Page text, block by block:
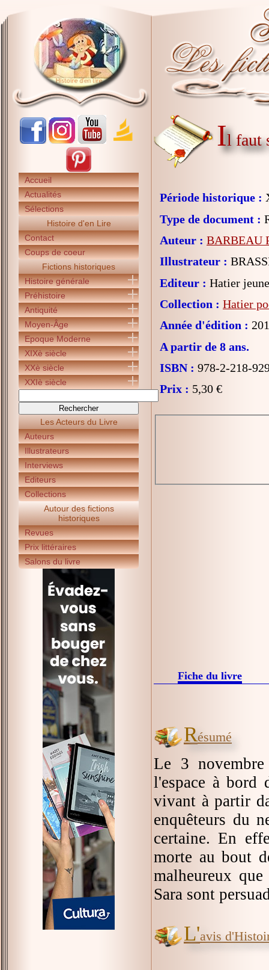
Accueil
Actualités
Sélections
Histoire d'en Lire
Contact
Coups de coeur
Fictions historiques
Histoire générale
Préhistoire
Antiquité
Moyen-Âge
Epoque Moderne
XIXè siècle
XXè siècle
XXIè siècle
Les Acteurs du Livre
Auteurs
Illustrateurs
Interviews
Editeurs
Collections
Autour des fictions
historiques
Revues
Prix littéraires
Salons du livre
Il faut
Période historique :
Type de document :
Auteur : BARBEAU
Illustrateur :
Editeur : Hatier
Collection : Hatier
Année d'édition :
A partir de 8 ans.
ISBN : 978-2-218-
Prix : 5,30 €
Fiche du livre
Résumé
Le 3
l'espace à bord
vivant à partir
enquêteurs du
certaine. En
morte au bout
malheureux
Sara sont
L'avis